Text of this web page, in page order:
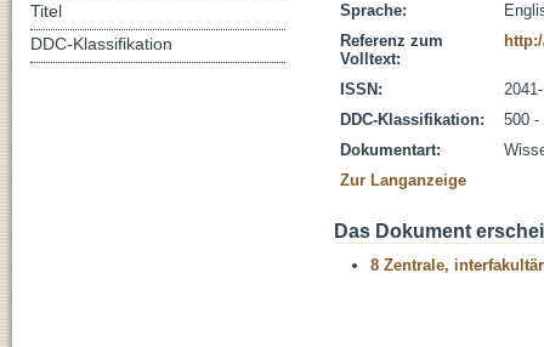
Sprache:
Referenz zum
Volltext:
ISSN:
DDC-Klassifikation:
500 -
Dokumentart:
Zur Langanzeige
Das Dokument
8 Zentrale,
Titel
DDC-Klassifikation